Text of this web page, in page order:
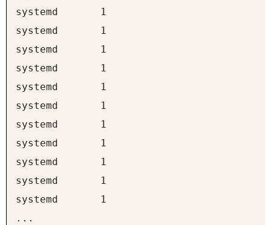
systemd       1                           root
systemd       1                           root
systemd       1                           root
systemd       1                           root
systemd       1                           root
systemd       1                           root
systemd       1                           root
systemd       1                           root
systemd       1                           root
systemd       1                           root
systemd       1                           root
...